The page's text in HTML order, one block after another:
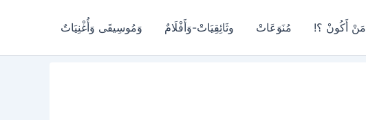
مَنْ أَكُونْ ؟! مُنَوَعَاتْ وثَائِقِيَاتْ-وَأَفْلَامٌ وَمُوسِيقَى وَأُغْنِيَاتٌ